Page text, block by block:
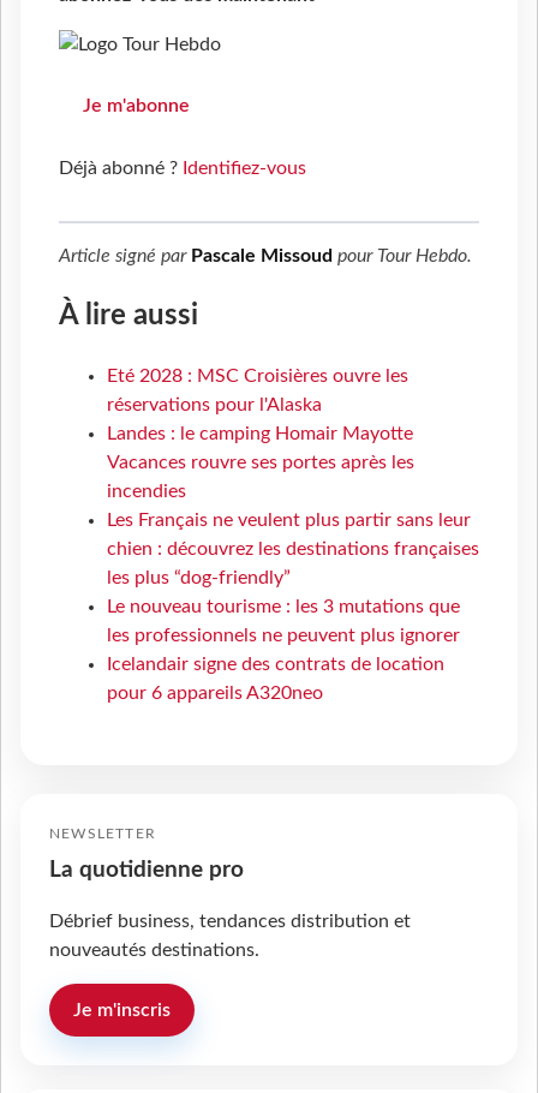
Je m'abonne
Déjà abonné ? Identifiez-vous
Article signé par Pascale Missoud pour Tour Hebdo.
À lire aussi
Eté 2028 : MSC Croisières ouvre les
réservations pour l'Alaska
Landes : le camping Homair Mayotte
Vacances rouvre ses portes après les
incendies
Les Français ne veulent plus partir sans leur
chien : découvrez les destinations françaises
les plus “dog-friendly”
Le nouveau tourisme : les 3 mutations que
les professionnels ne peuvent plus ignorer
Icelandair signe des contrats de location
pour 6 appareils A320neo
NEWSLETTER
La quotidienne pro
Débrief business, tendances distribution et
nouveautés destinations.
Je m'inscris